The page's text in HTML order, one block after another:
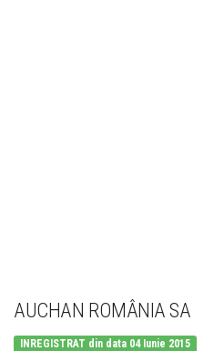
AUCHAN ROMÂNIA SA
INREGISTRAT din data 04 Iunie 2015